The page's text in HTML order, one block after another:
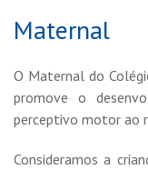
Maternal
O Maternal do
promove o
perceptivo motor ao
Consideramos a